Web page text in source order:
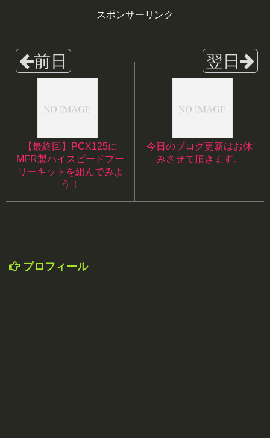
スポンサーリンク
【最終回】PCX125に
MFR製ハイスピードプー
リーキットを組んでみよ
う！
今日のブログ更新はお休
みさせて頂きます。
プロフィール